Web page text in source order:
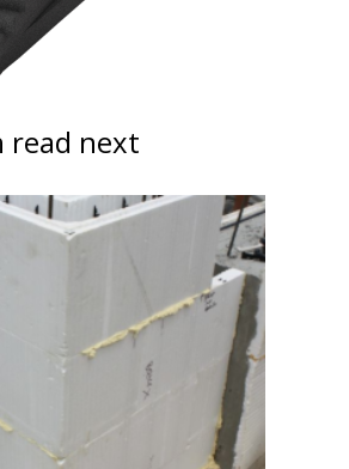
read next